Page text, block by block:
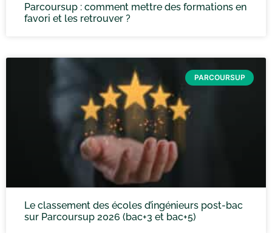
Parcoursup : comment mettre des formations en
favori et les retrouver ?
PARCOURSUP
Le classement des écoles d’ingénieurs post-bac
sur Parcoursup 2026 (bac+3 et bac+5)